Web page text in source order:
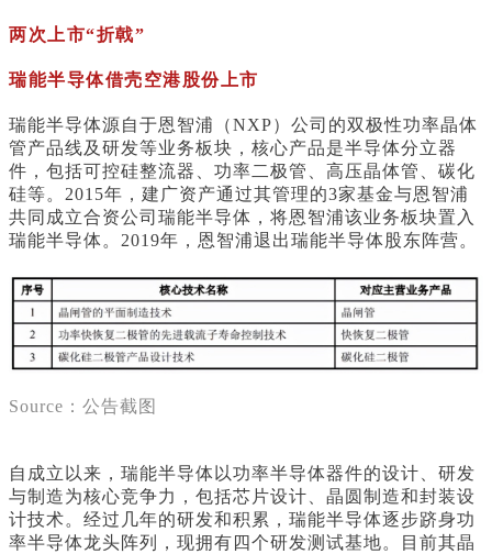
两次上市“折戟”
瑞能半导体借壳空港股份上市
瑞能半导体源自于恩智浦（NXP）公司的双极性功率晶体
管产品线及研发等业务板块，核心产品是半导体分立器
件，包括可控硅整流器、功率二极管、高压晶体管、碳化
硅等。2015年，建广资产通过其管理的3家基金与恩智浦
共同成立合资公司瑞能半导体，将恩智浦该业务板块置入
瑞能半导体。2019年，恩智浦退出瑞能半导体股东阵营。
Source：公告截图
自成立以来，瑞能半导体以功率半导体器件的设计、研发
与制造为核心竞争力，包括芯片设计、晶圆制造和封装设
计技术。经过几年的研发和积累，瑞能半导体逐步跻身功
率半导体龙头阵列，现拥有四个研发测试基地。目前其晶